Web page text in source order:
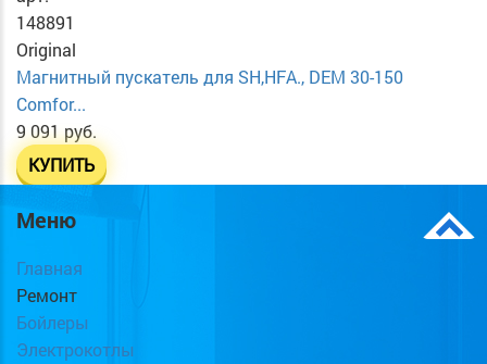
148891
Original
Магнитный пускатель для SH,HFA., DEM 30-150
Comfor...
9 091 руб.
КУПИТЬ
Меню
Главная
Ремонт
Бойлеры
Электрокотлы